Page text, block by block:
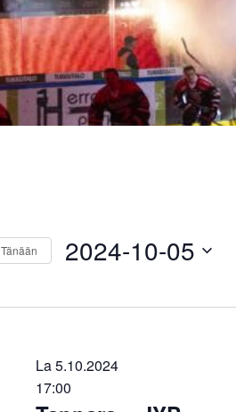
Tänään 2024-10-05
La 5.10.2024
17:00